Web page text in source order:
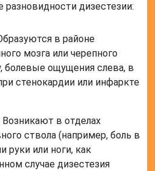
дизестезии:
в районе
мозга или черепного
болевые ощущения слева, в
стенокардии или инфаркте
Возникают в отделах
ствола (например, боль в
руки или ноги, как
случае дизестезия